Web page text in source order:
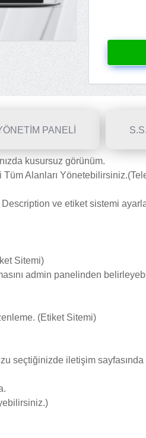
PANELİ
kusursuz görünüm.
Alanları
ve etiket sistemi
Sitemi)
admin panelinden
(Etiket Sitemi)
seçtiğinizde iletişim sayfasında